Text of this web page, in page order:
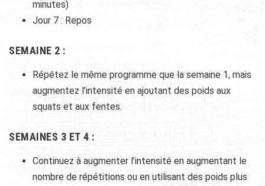
minutes)
Jour 7 : Repos
SEMAINE 2 :
Répétez le même programme que la semaine 1, mais
augmentez l’intensité en ajoutant des poids aux
squats et aux fentes.
SEMAINES 3 ET 4 :
Continuez à augmenter l’intensité en augmentant le
nombre de répétitions ou en utilisant des poids plus